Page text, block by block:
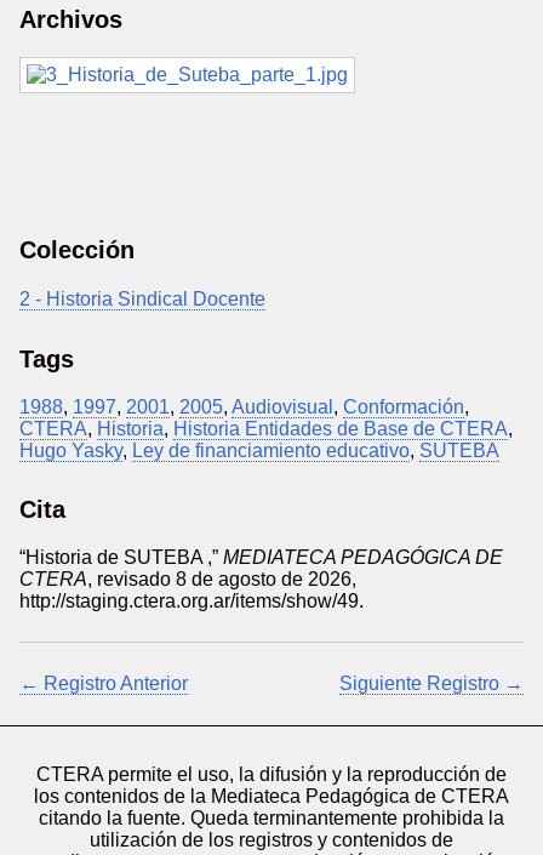
Archivos
Colección
2 - Historia Sindical Docente
Tags
1988, 1997, 2001, 2005, Audiovisual , Conformación,
CTERA, Historia, Historia Entidades de Base de CTERA,
Hugo Yasky, Ley de financiamiento educativo, SUTEBA
Cita
“Historia de SUTEBA ,” MEDIATECA PEDAGÓGICA DE
CTERA, revisado 8 de agosto de 2026,
http://staging.ctera.org.ar/items/show/49.
← Registro Anterior Siguiente Registro →
CTERA permite el uso, la difusión y la reproducción de
los contenidos de la Mediateca Pedagógica de CTERA
citando la fuente. Queda terminantemente prohibida la
utilización de los registros y contenidos de